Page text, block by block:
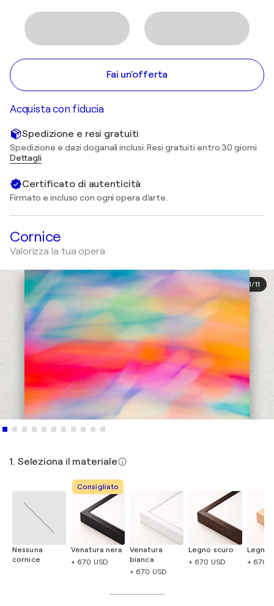
Fai un'offerta
Acquista con fiducia
Spedizione e resi gratuiti
Spedizione e dazi doganali inclusi. Resi gratuiti entro 30 giorni
Dettagli
Certificato di autenticità
Firmato e incluso con ogni opera d'arte.
Cornice
Valorizza la tua opera
1/11
1. Seleziona il materiale
Nessuna
cornice
Consigliato
Venatura nera
+ 670 USD
Venatura
bianca
+ 670 USD
Legno scuro
+ 670 USD
Legno
+ 670